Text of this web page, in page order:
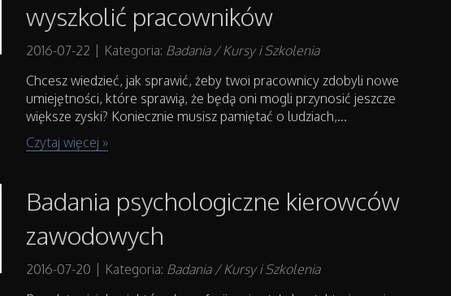
wyszkolić pracowników
2016-07-22 Kategoria: Badania / Kursy i Szkolenia
Chcesz wiedzieć, jak sprawić, żeby twoi pracownicy zdobyli nowe
umiejętności, które sprawią, że będą oni mogli przynosić jeszcze
większe zyski? Koniecznie musisz pamiętać o ludziach,...
Czytaj więcej »
Badania psychologiczne kierowców
zawodowych
2016-07-20 Kategoria: Badania / Kursy i Szkolenia